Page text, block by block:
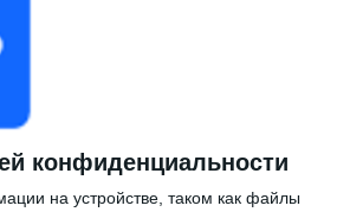
конфиденциальности
на устройстве, таком как файлы